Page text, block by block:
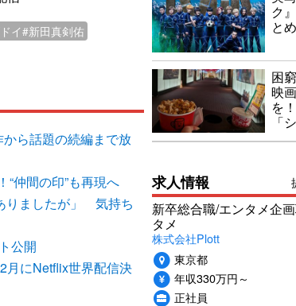
イ#新田真剣佑
から話題の続編まで放
仲間の印”も再現へ
りましたが」 気持ち
公開
月にNetflix世界配信決
ク
とめ
困
映
を
「
求人情報
新卒総合職/エンタメ企
タメ
株式会社Plott
東京都
年収330万円～
正社員